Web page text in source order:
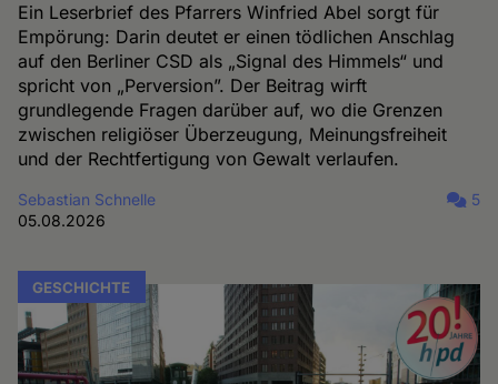
Ein Leserbrief des Pfarrers Winfried Abel sorgt für
Empörung: Darin deutet er einen tödlichen Anschlag
auf den Berliner CSD als „Signal des Himmels“ und
spricht von „Perversion”. Der Beitrag wirft
grundlegende Fragen darüber auf, wo die Grenzen
zwischen religiöser Überzeugung, Meinungsfreiheit
und der Rechtfertigung von Gewalt verlaufen.
Sebastian Schnelle
05.08.2026
5
GESCHICHTE